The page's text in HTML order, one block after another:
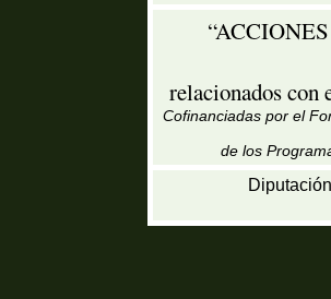
relacionados con
Cofinanciadas por el
de los